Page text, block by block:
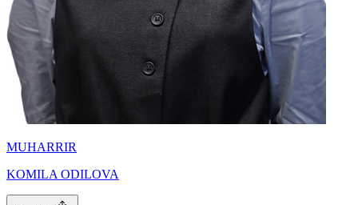
MUHARRIR
KOMILA ODILOVA